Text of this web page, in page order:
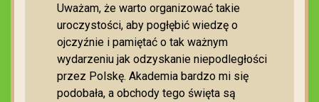
Uważam, że warto organizować takie
uroczystości, aby pogłębić wiedzę o
ojczyźnie i pamiętać o tak ważnym
wydarzeniu jak odzyskanie niepodległości
przez Polskę. Akademia bardzo mi się
podobała, a obchody tego święta są